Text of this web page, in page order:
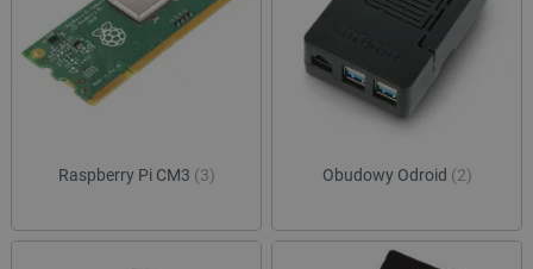
Raspberry Pi CM3 (3) Obudowy Odroid (2)